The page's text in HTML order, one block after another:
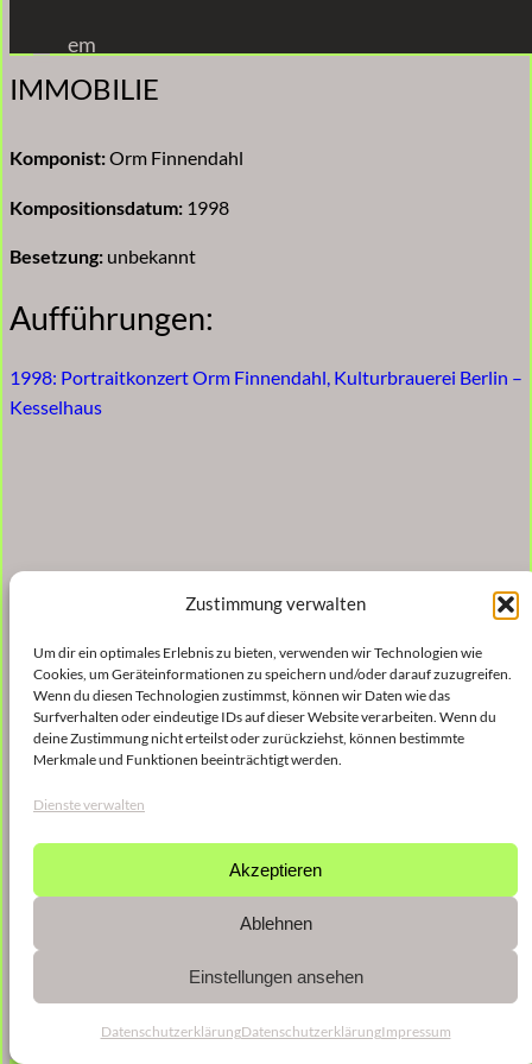
Zustimmung verwalten
Um dir ein optimales Erlebnis zu bieten, verwenden wir Technologien wie
Cookies, um Geräteinformationen zu speichern und/oder darauf zuzugreifen.
Wenn du diesen Technologien zustimmst, können wir Daten wie das
Surfverhalten oder eindeutige IDs auf dieser Website verarbeiten. Wenn du
deine Zustimmung nicht erteilst oder zurückziehst, können bestimmte
Merkmale und Funktionen beeinträchtigt werden.
Dienste verwalten
Akzeptieren
Ablehnen
Einstellungen ansehen
DatenschutzerklärungDatenschutzerklärungImpressum
Inhalt
springen
em
IMMOBILIE
Komponist:Orm Finnendahl
Kompositionsdatum: 1998
Besetzung: unbekannt
Aufführungen:
1998: Portraitkonzert Orm Finnendahl, Kulturbrauerei Berlin –
Kesselhaus